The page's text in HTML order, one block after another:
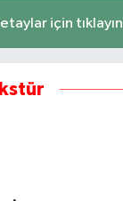
için tıklayın